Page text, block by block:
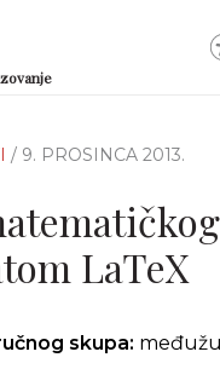
/ 9. PROSINCA 2013.
LaTeX
skupa: